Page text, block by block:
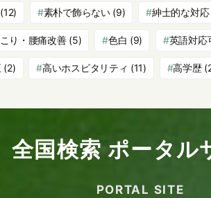
(12) 素朴で飾らない(9) 紳士的な対応
り・腰痛改善(5) 色白 (9) 英語対応
(2) 高いホスピタリティ (11) 高学歴
全国検索 ポータル
PORTAL SITE